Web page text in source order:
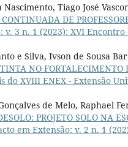
Tiago José
DE
v. 3 n. 1 (2023): XVI
e Silva, Ivson de Sousa
NO FORTALECIMENTO
do XVIII ENEX - Extensão
de Melo, Raphael
PROJETO SOLO NA
em Extensão: v. 2 n. 1